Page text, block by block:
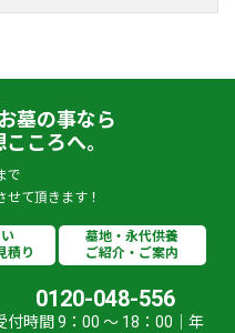
墓の事なら
ころへ。
で
て頂きます！
積り
墓地・永代供養
ご紹介・ご案内
0120-048-556
付時間 9：00 ～ 18：00｜年